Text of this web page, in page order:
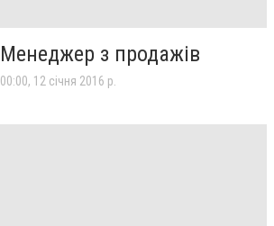
Менеджер з продажів
00:00, 12 січня 2016 р.